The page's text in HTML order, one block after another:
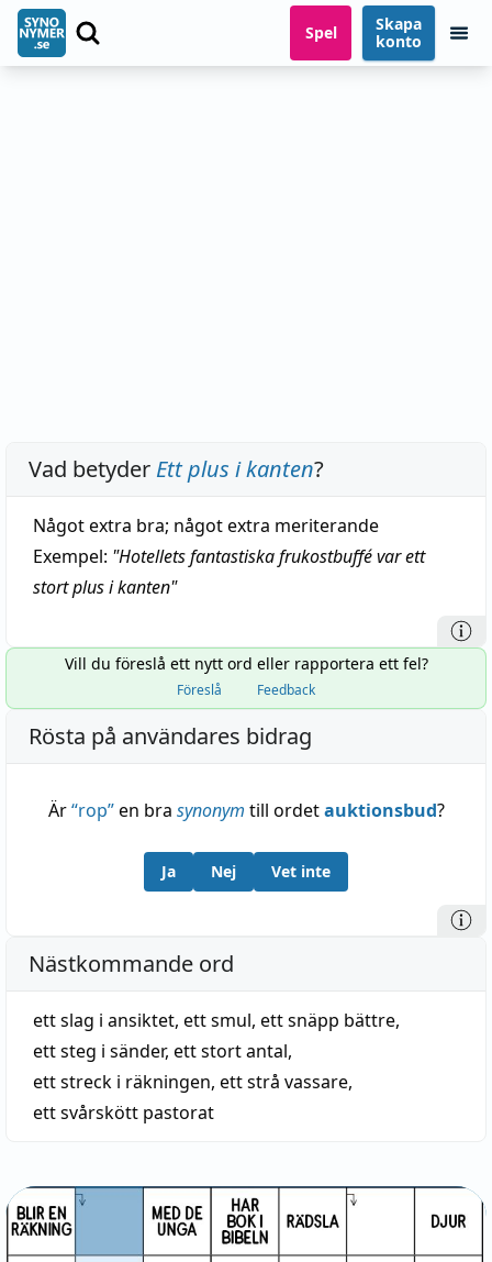
Spel
Skapa
konto
Vad betyder Ett plus i kanten?
Något extra bra; något extra meriterande
Exempel: "Hotellets fantastiska frukostbuffé var ett
stort plus i kanten"
Vill du föreslå ett nytt ord eller rapportera ett fel?
Föreslå Feedback
Rösta på användares bidrag
Är“rop”en bra synonym till ordetauktionsbud?
Ja Nej Vet inte
Nästkommande ord
ett slag i ansiktet, ett smul, ett snäpp bättre,
ett steg i sänder, ett stort antal,
ett streck i räkningen, ett strå vassare,
ett svårskött pastorat